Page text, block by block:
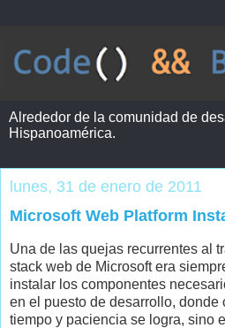
Alrededor de la comunidad de
Hispanoamérica.
lunes, 31 de enero de 2011
Microsoft Web Platform
Una de las quejas recurrentes al
stack web de Microsoft era
instalar los componentes
en el puesto de desarrollo, donde
tiempo y paciencia se logra, sino